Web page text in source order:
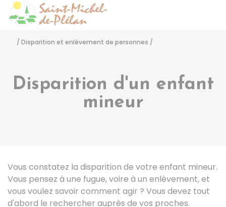
/ Disparition et enlèvement de personnes /
Disparition d'un enfant
mineur
Vous constatez la disparition de votre enfant mineur.
Vous pensez à une fugue, voire à un enlèvement, et
vous voulez savoir comment agir ? Vous devez tout
d'abord le rechercher auprès de vos proches.